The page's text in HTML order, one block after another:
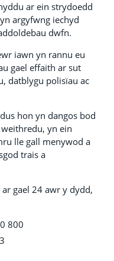
ar ein strydoedd
argyfwng iechyd
dwfn.
iawn yn rannu eu
gael effaith ar sut
datblygu polisïau ac
hon yn dangos bod
yn ein
lle gall menywod a
trais a
gael 24 awr y dydd,
800